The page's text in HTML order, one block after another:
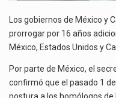
Los gobiernos de México y
prorrogar por 16 años
México, Estados Unidos y
Por parte de México, el
confirmó que el pasado 1
postura a los homólogos de